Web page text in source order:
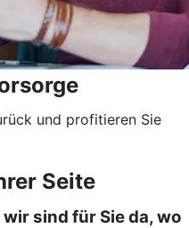
und profitieren Sie
Seite
sind für Sie da, wo